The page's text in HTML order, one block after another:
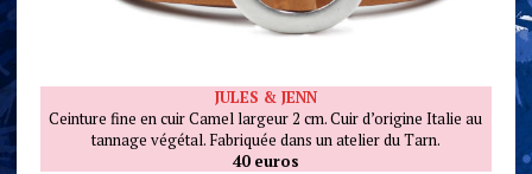
JULES & JENN
Ceinture fine en cuir Camel largeur 2 cm. Cuir d’origine Italie au
tannage végétal. Fabriquée dans un atelier du Tarn.
40 euros